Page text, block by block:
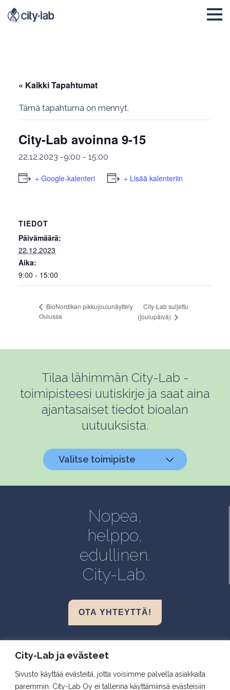
City-Lab ja evästeet
Sivusto käyttää evästeitä, jotta voisimme palvella asiakkaita
paremmin. City-Lab Oy ei tallenna käyttämiinsä evästeisiin
« Kaikki Tapahtumat
Tämä tapahtuma on mennyt.
City-Lab avoinna 9-15
22.12.2023 -9:00 - 15:00
+ Google-kalenteri + Lisää kalenteriin
TIEDOT
Päivämäärä:
22.12.2023
Aika:
9:00 - 15:00
BioNordikan pikkujoulunäyttely
Oulussa
City-Lab suljettu
(joulupäivä)
Tilaa lähimmän City-Lab -
toimipisteesi uutiskirje ja saat aina
ajantasaiset tiedot bioalan
uutuuksista.
Valitse toimipiste
Helsinki, Biokeskus 1
Kuopio, Snellmania
Oulu, Aapistie
Turku, BioCity
Nopea,
helppo,
edullinen.
City-Lab.
OTA YHTEYTTÄ!
Snellmania, Kuopio